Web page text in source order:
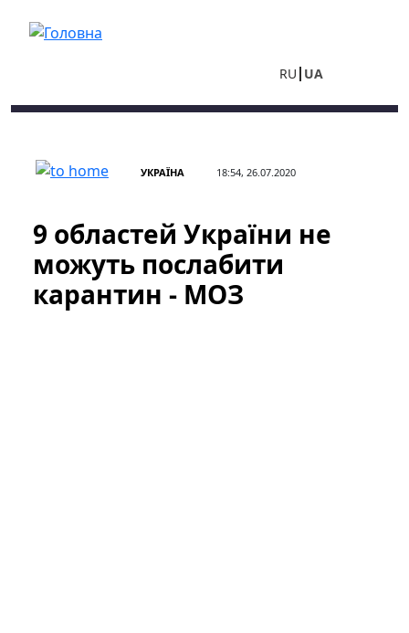
RU UA
УКРАЇНА 18:54, 26.07.2020
9 областей України не
можуть послабити
карантин - МОЗ